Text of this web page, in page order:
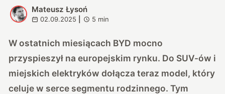
M
Mateusz Łysoń
02.09.2025 5 min
W ostatnich miesiącach BYD mocno
przyspieszył na europejskim rynku. Do SUV-ów i
miejskich elektryków dołącza teraz model, który
celuje w serce segmentu rodzinnego. Tym